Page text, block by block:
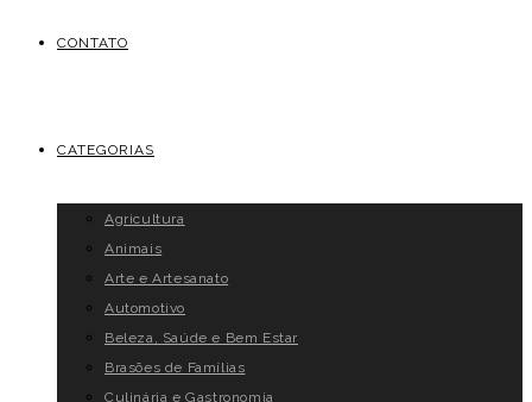
CONTATO
CATEGORIAS
Agricultura
Animais
Arte e Artesanato
Automotivo
Beleza, Saúde e Bem Estar
Brasões de Famílias
Culinária e Gastronomia